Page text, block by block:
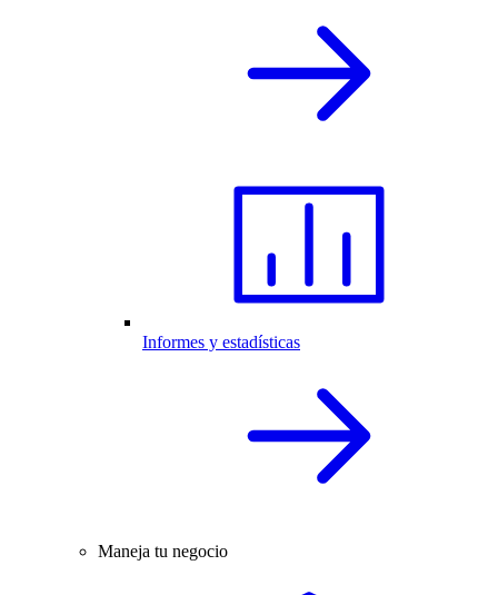
Informes y estadísticas
Maneja tu negocio